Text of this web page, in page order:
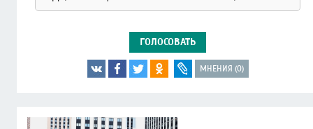
ГОЛОСОВАТЬ
МНЕНИЯ (0)